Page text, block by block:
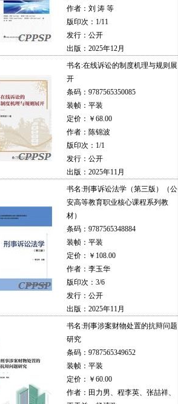
作者：刘 涛 等
版印次：1/11
发行：公开
出版：2025年12月
书名:在线诉讼的制度机理与规则展
开
条码：9787565350085
装帧：平装
定价：￥68.00
作者：陈锦波
版印次：1/1
发行：公开
出版：2025年11月
书名:刑事诉讼法学（第三版）（公
安高等教育职业核心课程系列教
材）
条码：9787565348884
装帧：平装
定价：￥108.00
作者：李玉华
版印次：3/6
发行：公开
出版：2025年11月
书名:刑事涉案财物处置的抗辩问题
研究
条码：9787565349652
装帧：平装
定价：￥60.00
作者：田力男、程李英、张喆祥、